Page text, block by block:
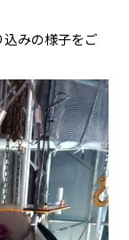
みの様子をご